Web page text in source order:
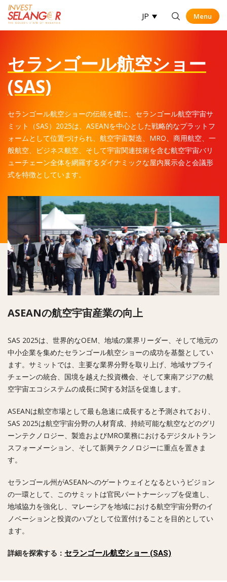
JP Menu
Menu
Looking for
セランゴール航空ショー
(SAS)
セランゴール航空ショーの伝統を礎に、セランゴール航空宇宙サ
ミット（SAS）2025は、ASEANを中心とした戦略的なプラットフ
ォームとして位置づけられ、航空宇宙製造、MRO、商用航空、一
般航空、ビジネス航空、そして宇宙関連技術を含む航空宇宙バリ
ューチェーン全体を網羅するダイナミックな屋内展示会と会議形
式を特徴としています。
ASEANの航空宇宙産業の向上
SAS 2025は、世界的なOEM、地域の業界リーダー、そして地元の
中小企業を集めたセランゴール航空ショーの成功を基盤としてい
ます。サミットでは、主要な業界分野を取り上げ、地域サプライ
チェーンの統合、国境を越えた投資機会、そして東南アジアの航
空宇宙エコシステムの成長に関する対話を促進します。
ASEANは航空市場として最も急速に成長すると予測されており、
SAS 2025は航空宇宙分野の人材育成、持続可能な航空などのグリ
ーンテクノロジー、製造およびMRO業務におけるデジタルトラン
スフォーメーション、そして新興テクノロジーに重点を置きま
す。
セランゴール州がASEANへのゲートウェイとなるというビジョン
の一環として、このサミットは官民パートナーシップを促進し、
地域協力を強化し、マレーシアを地域における航空宇宙分野のイ
ノベーションと投資のハブとして位置付けることを目的としてい
ます。
詳細を探索する： セランゴール航空ショー (SAS)